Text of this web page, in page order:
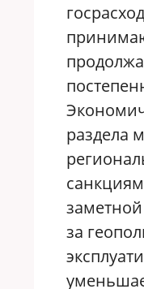
раздела
за